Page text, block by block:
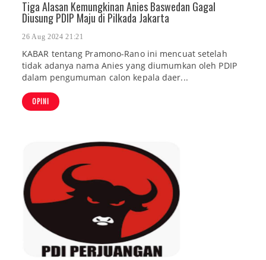
Tiga Alasan Kemungkinan Anies Baswedan Gagal
Diusung PDIP Maju di Pilkada Jakarta
26 Aug 2024 21:21
KABAR tentang Pramono-Rano ini mencuat setelah
tidak adanya nama Anies yang diumumkan oleh PDIP
dalam pengumuman calon kepala daer...
OPINI